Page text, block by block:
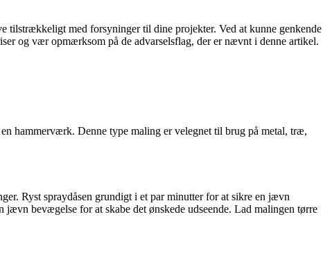
tilstrækkeligt med forsyninger til dine projekter. Ved at kunne genkende
og vær opmærksom på de advarselsflag, der er nævnt i denne artikel.
hammerværk. Denne type maling er velegnet til brug på metal, træ,
Ryst spraydåsen grundigt i et par minutter for at sikre en jævn
bevægelse for at skabe det ønskede udseende. Lad malingen tørre